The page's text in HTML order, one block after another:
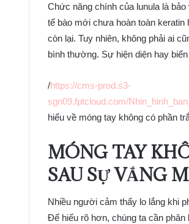
Chức năng chính của lunula là
tế bào mới chưa hoàn toàn
còn lại. Tuy nhiên, không phải ai
bình thường. Sự hiện diện hay
/https://cms-prod.s3-
sgn09.fptcloud.com/
hiểu về móng tay không có phần
MÓNG TAY
SAU SỰ VẮNG
Nhiều người cảm thấy lo lắng khi
Để hiểu rõ hơn, chúng ta cần